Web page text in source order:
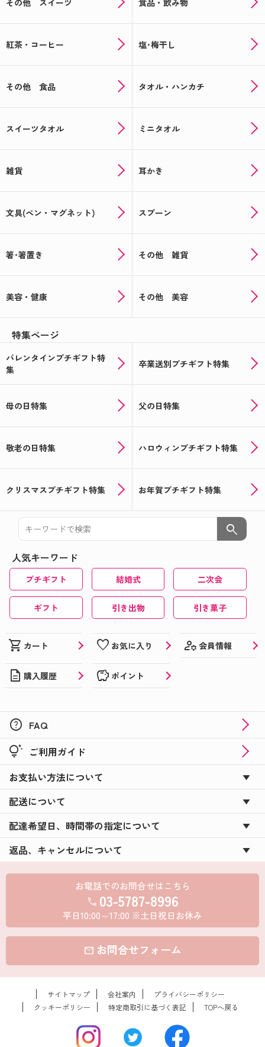
紅茶・コーヒー 塩･梅干し
その他 食品 タオル・ハンカチ
スイーツタオル ミニタオル
雑貨 耳かき
文具(ペン・マグネット) スプーン
箸･箸置き その他 雑貨
美容・健康 その他 美容
特集ページ
バレンタインプチギフト特
集
卒業送別プチギフト特集
母の日特集 父の日特集
敬老の日特集 ハロウィンプチギフト特集
クリスマスプチギフト特集 お年賀プチギフト特集
search
人気キーワード
プチギフト 結婚式 二次会
ギフト 引き出物 引き菓子
shopping_cart カート favorite お気に入り manage_accounts 会員情報
description 購入履歴 savings ポイント
help FAQ
tips_and_updates ご利用ガイド
お支払い方法について
配送について
配達希望日、時間帯の指定について
返品、キャンセルについて
お電話でのお問合せはこちら
call 03-5787-8996
平日10:00～17:00 ※土日祝日お休み
mail お問合せフォーム
サイトマップ 会社案内
プライバシーポリシー
クッキーポリシー
特定商取引に基づく表記 TOPへ戻る